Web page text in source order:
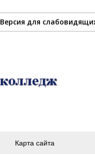
Версия для
Карта сайта